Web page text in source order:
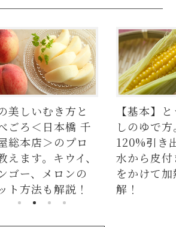
【基本】とうもろこ
しのゆで方。甘さを
120%引き出すには、
水から皮付き＆時間
をかけて加熱が正
解！
【簡
の人
ラダ
麺、
つか